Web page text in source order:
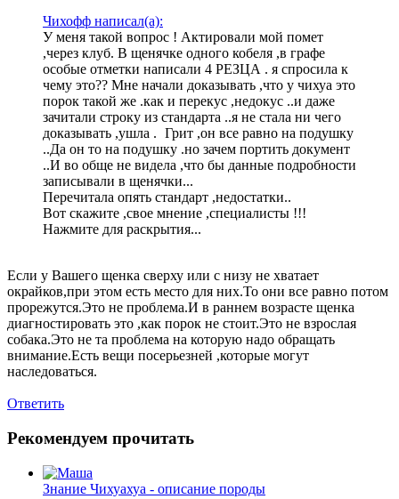
Чихофф написал(а):
У меня такой вопрос ! Актировали мой помет
,через клуб. В щенячке одного кобеля ,в графе
особые отметки написали 4 РЕЗЦА . я спросила к
чему это?? Мне начали доказывать ,что у чихуа это
порок такой же .как и перекус ,недокус ..и даже
зачитали строку из стандарта ..я не стала ни чего
доказывать ,ушла . Грит ,он все равно на подушку
..Да он то на подушку .но зачем портить документ
..И во обще не видела ,что бы данные подробности
записывали в щенячки...
Перечитала опять стандарт ,недостатки..
Вот скажите ,свое мнение ,специалисты !!!
Нажмите для раскрытия...
Если у Вашего щенка сверху или с низу не хватает
окрайков,при этом есть место для них.То они все равно потом
прорежутся.Это не проблема.И в раннем возрасте щенка
диагностировать это ,как порок не стоит.Это не взрослая
собака.Это не та проблема на которую надо обращать
внимание.Есть вещи посерьезней ,которые могут
наследоваться.
Ответить
Рекомендуем прочитать
Знание Чихуахуа - описание породы